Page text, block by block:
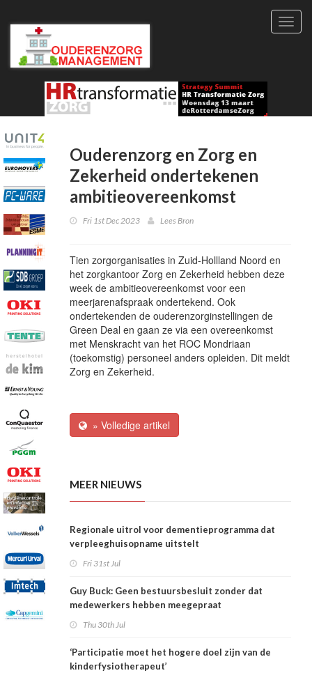
Ouderenzorg en Zorg en
Zekerheid ondertekenen
ambitieovereenkomst
Fri 1st Dec 2023 Lees Bron
Tien zorgorganisaties in Zuid-Hollland Noord en
het zorgkantoor Zorg en Zekerheid hebben deze
week de ambitieovereenkomst voor een
meerjarenafspraak ondertekend. Ook
ondertekenden de ouderenzorginstellingen de
Green Deal en gaan ze via een overeenkomst
met Menskracht van het ROC Mondriaan
(toekomstig) personeel anders opleiden. Dit meldt
Zorg en Zekerheid.
» Volledige artikel
MEER NIEUWS
Regionale uitrol voor dementieprogramma dat
verpleeghuisopname uitstelt
Fri 31st Jul
Guy Buck: Geen bestuursbesluit zonder dat
medewerkers hebben meegepraat
Thu 30th Jul
‘Participatie moet het hogere doel zijn van de
kinderfysiotherapeut’